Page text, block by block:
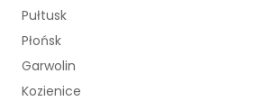
Pułtusk
Płońsk
Garwolin
Kozienice